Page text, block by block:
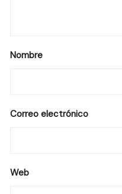
Nombre
Correo electrónico
Web